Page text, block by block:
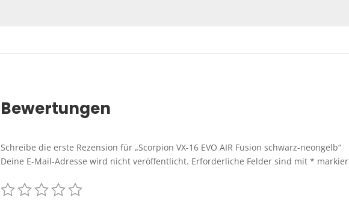
Bewertungen
Schreibe die erste Rezension für „Scorpion VX-16 EVO AIR Fusion schwarz-neongelb“
Deine E-Mail-Adresse wird nicht veröffentlicht. Erforderliche Felder sind mit*